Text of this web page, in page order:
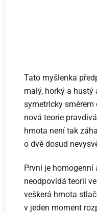
Tato myšlenka
malý, horký a hustý
symetricky směrem
nová teorie
hmota není tak
o dvě dosud
První je homogenní
neodpovídá teorii
veškerá hmota
v jeden moment